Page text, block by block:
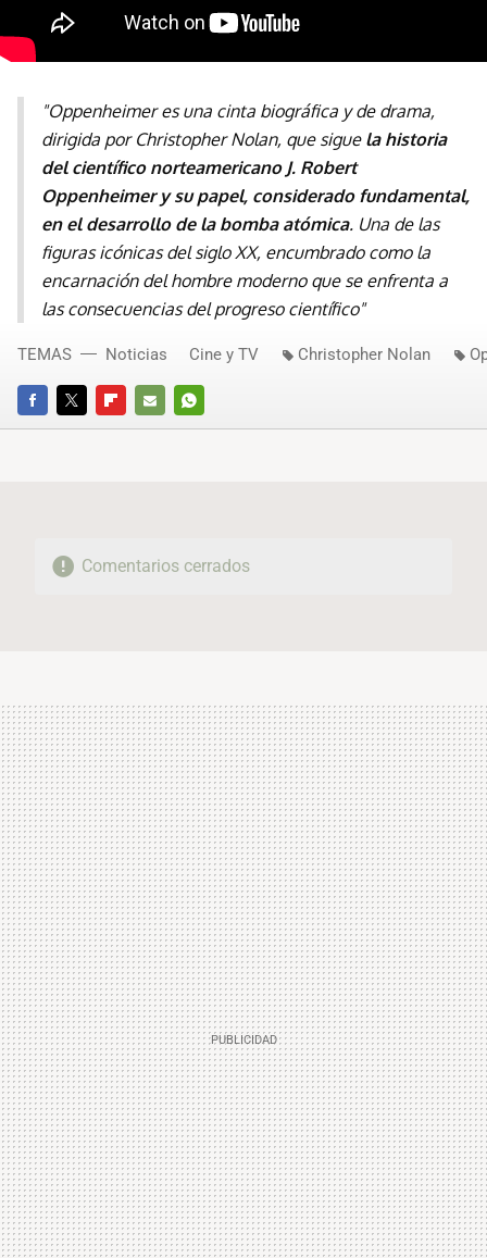
"Oppenheimeres una cinta biográfica y de drama,
dirigida por Christopher Nolan, que sigue la historia
del científico norteamericano J. Robert
Oppenheimer y su papel, considerado fundamental,
en el desarrollo de la bomba atómica. Una de las
figuras icónicas del siglo XX, encumbrado como la
encarnación del hombre moderno que se enfrenta a
las consecuencias del progreso científico"
FACEBOOKTWITTERFLIPBOARD
E-
WHATSAPP
TEMAS Noticias Cine y TV Christopher Nolan
Comentarios cerrados